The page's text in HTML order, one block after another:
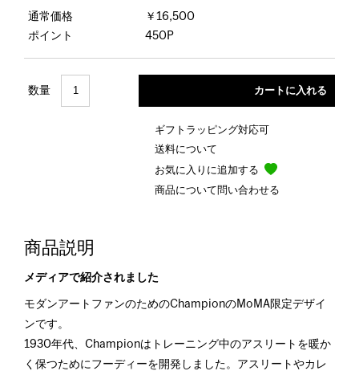
通常価格
￥16,500
ポイント
450P
数量
ギフトラッピング対応可
送料について
お気に入りに追加する
商品について問い合わせる
商品説明
メディアで紹介されました
モダンアートファンのためのChampionのMoMA限定デザイ
ンです。
1930年代、Championはトレーニング中のアスリートを暖か
く保つためにフーディーを開発しました。アスリートやカレ